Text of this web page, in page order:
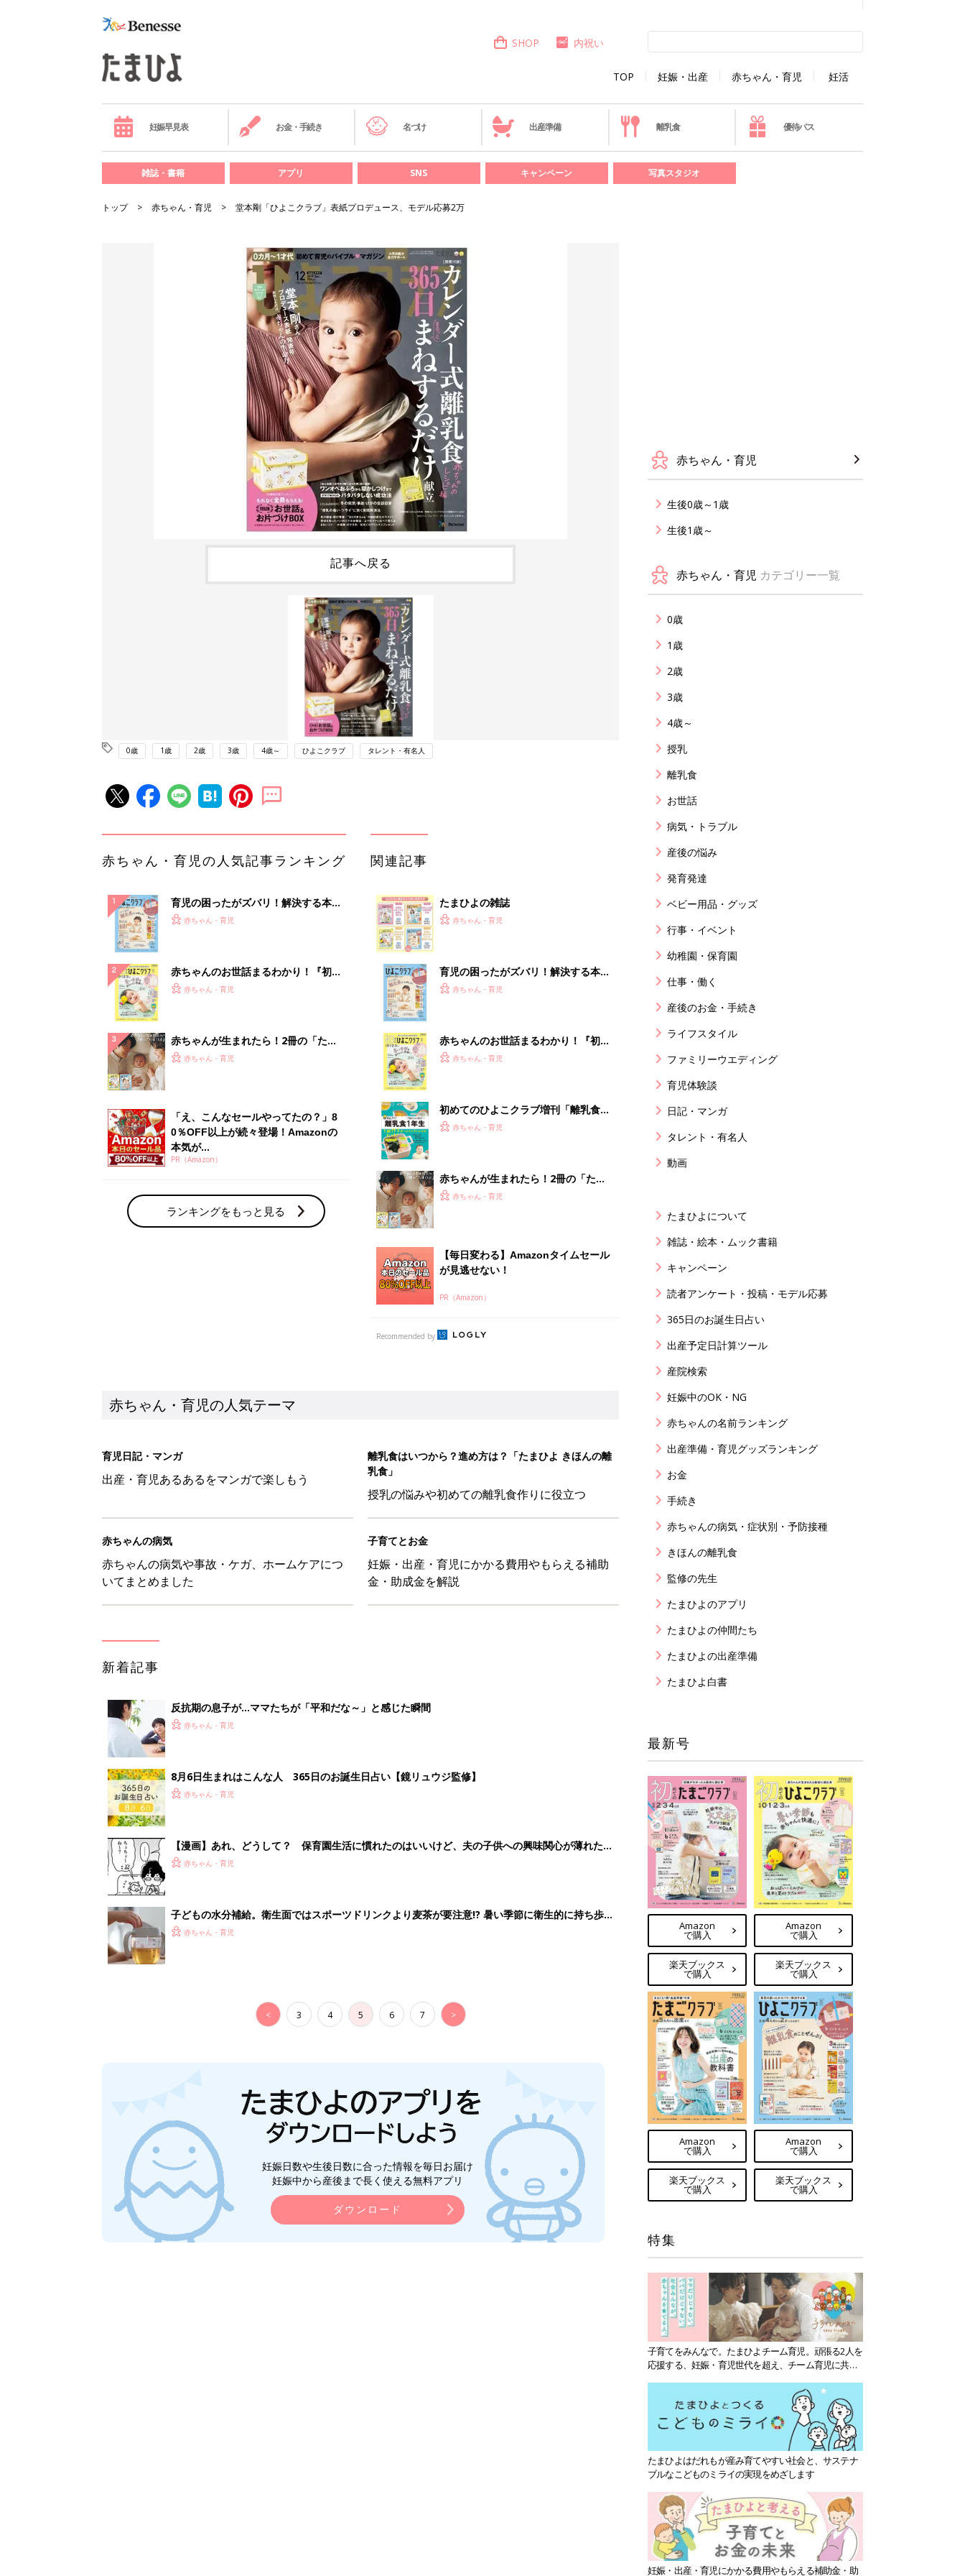
TOP 妊娠・出産 赤ちゃん・育児 妊活
SHOP 内祝い
妊娠早見表 お金・手続き 名づけ 出産準備 離乳食 優待パス
雑誌・書籍 アプリ SNS キャンペーン 写真スタジオ
トップ 赤ちゃん・育児 堂本剛「ひよこクラブ」表紙プロデュース、モデル応募2万
記事へ戻る
0歳 1歳 2歳 3歳 4歳～ ひよこクラブ タレント・有名人
赤ちゃん・育児の人気記事ランキング
育児の困ったがズバリ！解決する本
『ひよこクラブ 秋号』 4カ月～2才
赤ちゃん・育児
赤ちゃんのお世話まるわかり！『初め
てのひよこクラブ 夏号』〈巻頭大特
赤ちゃん・育児
赤ちゃんが生まれたら！2冊の「たま
ひよ」
赤ちゃん・育児
「え、こんなセールやってたの？」8
0％OFF以上が続々登場！Amazonの
本気が...
PR（Amazon）
ランキングをもっと見る
関連記事
たまひよの雑誌
赤ちゃん・育児
育児の困ったがズバリ！解決する本
『ひよこクラブ 秋号』 4カ月～2才
赤ちゃん・育児
赤ちゃんのお世話まるわかり！『初め
てのひよこクラブ 夏号』〈巻頭大特
赤ちゃん・育児
初めてのひよこクラブ増刊「離乳食1
年生 1皿作るだけ！オールインワン​レ
赤ちゃん・育児
赤ちゃんが生まれたら！2冊の「たま
ひよ」
赤ちゃん・育児
【毎日変わる】Amazonタイムセール
が見逃せない！
PR（Amazon）
Recommended by
赤ちゃん・育児の人気テーマ
育児日記・マンガ
出産・育児あるあるをマンガで楽しもう
離乳食はいつから？進め方は？「たまひよ きほんの離
乳食」
授乳の悩みや初めての離乳食作りに役立つ
赤ちゃんの病気
赤ちゃんの病気や事故・ケガ、ホームケアにつ
いてまとめました
子育てとお金
妊娠・出産・育児にかかる費用やもらえる補助
金・助成金を解説
新着記事
反抗期の息子が...ママたちが「平和だな～」と感じた瞬間
赤ちゃん・育児
8月6日生まれはこんな人 365日のお誕生日占い【鏡リュウジ監修】
赤ちゃん・育児
【漫画】あれ、どうして？ 保育園生活に慣れたのはいいけど、夫の子供への興味関心が薄れた気
がする……！『ふうふう子育て ＃91』
赤ちゃん・育児
子どもの水分補給。衛生面ではスポーツドリンクより麦茶が要注意!? 暑い季節に衛生的に持ち歩
く3つのコツとは？【専門家監修】
赤ちゃん・育児
< 3 4 5 6 7 >
妊娠日数や生後日数に合った情報を毎日お届け
妊娠中から産後まで長く使える無料アプリ
ダウンロード
赤ちゃん・育児
生後0歳～1歳
生後1歳～
赤ちゃん・育児 カテゴリー一覧
0歳
1歳
2歳
3歳
4歳～
授乳
離乳食
お世話
病気・トラブル
産後の悩み
発育発達
ベビー用品・グッズ
行事・イベント
幼稚園・保育園
仕事・働く
産後のお金・手続き
ライフスタイル
ファミリーウエディング
育児体験談
日記・マンガ
タレント・有名人
動画
たまひよについて
雑誌・絵本・ムック書籍
キャンペーン
読者アンケート・投稿・モデル応募
365日のお誕生日占い
出産予定日計算ツール
産院検索
妊娠中のOK・NG
赤ちゃんの名前ランキング
出産準備・育児グッズランキング
お金
手続き
赤ちゃんの病気・症状別・予防接種
きほんの離乳食
監修の先生
たまひよのアプリ
たまひよの仲間たち
たまひよの出産準備
たまひよ白書
最新号
Amazon
で購入
楽天ブックス
で購入
Amazon
で購入
楽天ブックス
で購入
Amazon
で購入
楽天ブックス
で購入
Amazon
で購入
楽天ブックス
で購入
特集
子育てをみんなで。たまひよチーム育児。頑張る2人を
応援する、妊娠・育児世代を超え、チーム育児に共感
たまひよはだれもが産み育てやすい社会と、サステナ
ブルなこどものミライの実現をめざします
妊娠・出産・育児にかかる費用やもらえる補助金・助